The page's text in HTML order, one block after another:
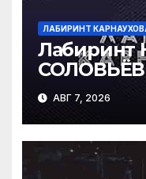
ЛАБИРИНТ
Лабиринт
2026 года
АВГ 7, 2026